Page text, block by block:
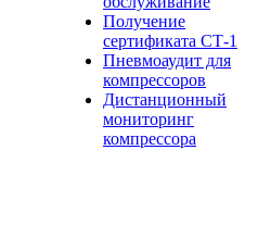
Получение
сертификата СТ-1
Пневмоаудит для
компрессоров
Дистанционный
мониторинг
компрессора